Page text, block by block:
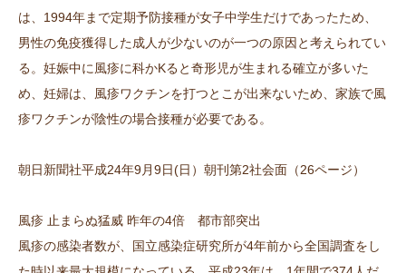
は、1994年まで定期予防接種が女子中学生だけであったため、
男性の免疫獲得した成人が少ないのが一つの原因と考えられてい
る。妊娠中に風疹に科かKると奇形児が生まれる確立が多いた
め、妊婦は、風疹ワクチンを打つとこが出来ないため、家族で風
疹ワクチンが陰性の場合接種が必要である。
朝日新聞社平成24年9月9日(日）朝刊第2社会面（26ページ）
風疹 止まらぬ猛威 昨年の4倍 都市部突出
風疹の感染者数が、国立感染症研究所が4年前から全国調査をし